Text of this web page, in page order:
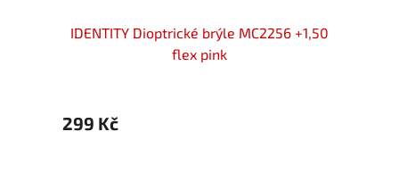
IDENTITY Dioptrické brýle MC2256 +1,50
flex pink
299 Kč